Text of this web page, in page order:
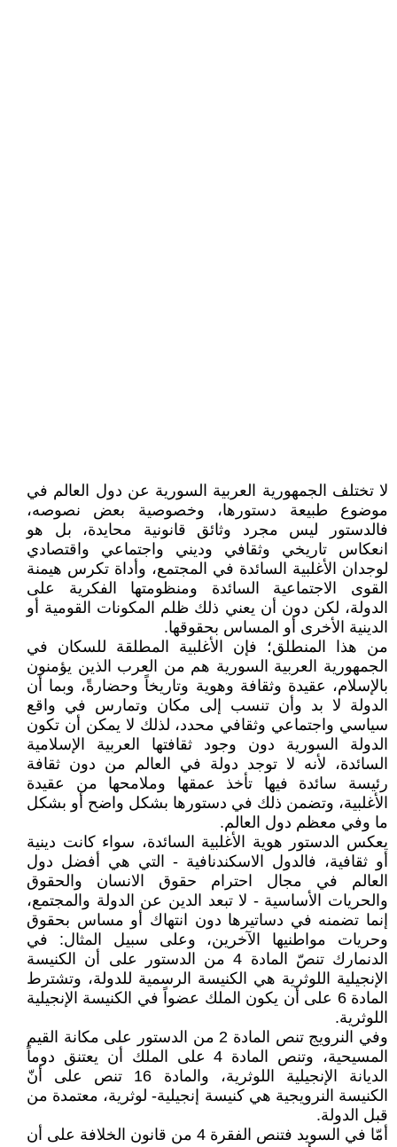
لا تختلف الجمهورية العربية السورية عن دول العالم في
موضوع طبيعة دستورها، وخصوصية بعض نصوصه،
فالدستور ليس مجرد وثائق قانونية محايدة، بل هو
انعكاس تاريخي وثقافي وديني واجتماعي واقتصادي
لوجدان الأغلبية السائدة في المجتمع، وأداة تكرس هيمنة
القوى الاجتماعية السائدة ومنظومتها الفكرية على
الدولة، لكن دون أن يعني ذلك ظلم المكونات القومية أو
الدينية الأخرى أو المساس بحقوقها.
من هذا المنطلق؛ فإن الأغلبية المطلقة للسكان في
الجمهورية العربية السورية هم من العرب الذين يؤمنون
بالإسلام، عقيدة وثقافة وهوية وتاريخاً وحضارةً، وبما أن
الدولة لا بد وأن تنسب إلى مكان وتمارس في واقع
سياسي واجتماعي وثقافي محدد، لذلك لا يمكن أن تكون
الدولة السورية دون وجود ثقافتها العربية الإسلامية
السائدة، لأنه لا توجد دولة في العالم من دون ثقافة
رئيسة سائدة فيها تأخذ عمقها وملامحها من عقيدة
الأغلبية، وتضمن ذلك في دستورها بشكل واضح أو بشكل
ما وفي معظم دول العالم.
يعكس الدستور هوية الأغلبية السائدة، سواء كانت دينية
أو ثقافية، فالدول الاسكندنافية - التي هي أفضل دول
العالم في مجال احترام حقوق الانسان والحقوق
والحريات الأساسية - لا تبعد الدين عن الدولة والمجتمع،
إنما تضمنه في دساتيرها دون انتهاك أو مساس بحقوق
وحريات مواطنيها الآخرين، وعلى سبيل المثال: في
الدنمارك تنصّ المادة 4 من الدستور على أن الكنيسة
الإنجيلية اللوثرية هي الكنيسة الرسمية للدولة، وتشترط
المادة 6 على أن يكون الملك عضواً في الكنيسة الإنجيلية
اللوثرية.
وفي النرويج تنص المادة 2 من الدستور على مكانة القيم
المسيحية، وتنص المادة 4 على الملك أن يعتنق دوماً
الديانة الإنجيلية اللوثرية، والمادة 16 تنص على أنّ
الكنيسة النرويجية هي كنيسة إنجيلية- لوثرية، معتمدة من
قبل الدولة.
أمّا في السويد فتنص الفقرة 4 من قانون الخلافة على أن